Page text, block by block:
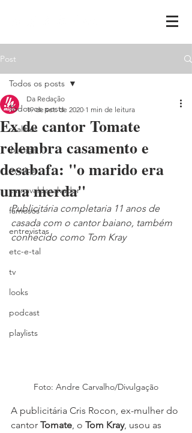
Post
Todos os posts
realities
ih,miga
música
carnavaldesalvador
famosos
entrevistas
etc-e-tal
tv
looks
podcast
playlists
Todos os posts
Ex de cantor Tomate
relembra casamento e
desabafa: "o marido era
uma merda"
Da Redação
19 de set. de 2020 1 min de leitura
Publicitária completaria 11 anos de
casada com o cantor baiano, também
conhecido como Tom Kray
Foto: Andre Carvalho/Divulgação
A publicitária Cris Rocon, ex-mulher do
cantor Tomate, o Tom Kray, usou as